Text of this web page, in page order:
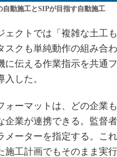
自動施工とSIPが目指す自動施工
クトでは「複雑な土工
スクも単純動作の組み合
に伝える作業指示を共通
入した。
ーマットは、どの企業
企業が連携できる。監督
メーターを指定する。こ
施工計画でもそのまま実